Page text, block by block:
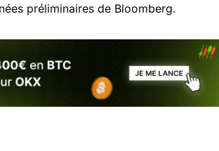
préliminaires de Bloomberg.